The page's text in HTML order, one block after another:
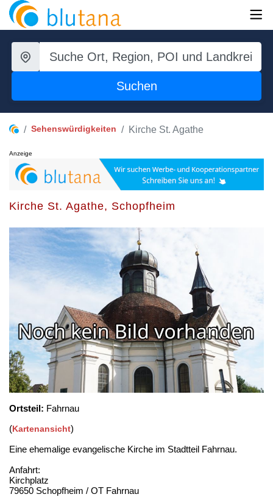
Suchen
Sehenswürdigkeiten Kirche St. Agathe
Anzeige
Kirche St. Agathe, Schopfheim
Ortsteil: Fahrnau
(Kartenansicht)
Eine ehemalige evangelische Kirche im Stadtteil Fahrnau.
Anfahrt:
Kirchplatz
79650 Schopfheim / OT Fahrnau